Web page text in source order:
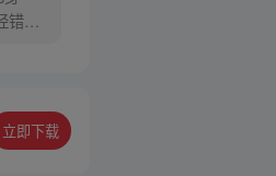
错过
立即下载